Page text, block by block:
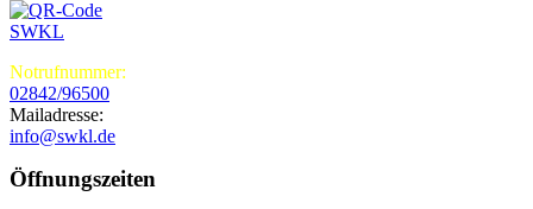
Notrufnummer:
02842/96500
Mailadresse:
info@swkl.de
Öffnungszeiten